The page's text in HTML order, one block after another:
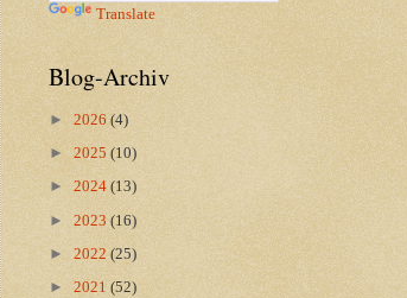
Translate
Blog-Archiv
► 2026 (4)
► 2025 (10)
► 2024 (13)
► 2023 (16)
► 2022 (25)
► 2021 (52)